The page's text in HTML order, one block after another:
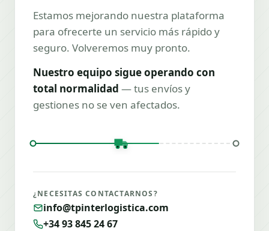
Estamos mejorando nuestra plataforma
para ofrecerte un servicio más rápido y
seguro. Volveremos muy pronto.
Nuestro equipo sigue operando con
total normalidad — tus envíos y
gestiones no se ven afectados.
¿NECESITAS CONTACTARNOS?
info@tpinterlogistica.com
+34 93 845 24 67